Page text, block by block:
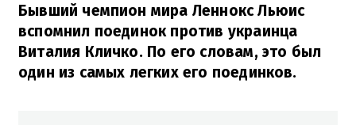
Бывший чемпион мира Леннокс Льюис
вспомнил поединок против украинца
Виталия Кличко. По его словам, это был
один из самых легких его поединков.